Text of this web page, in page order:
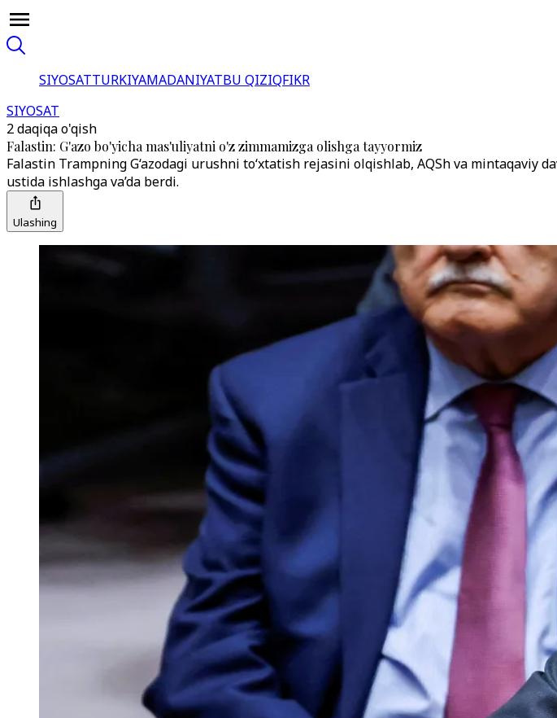
SIYOSATTURKIYAMADANIYATBU QIZIQFIKR
SIYOSAT
2 daqiqa o'qish
Falastin: G'azo bo'yicha mas'uliyatni o'z zimmamizga olishga tayyormiz
Falastin Trampning G‘azodagi urushni to‘xtatish rejasini olqishlab, AQSh va
ustida ishlashga va’da berdi.
Ulashing